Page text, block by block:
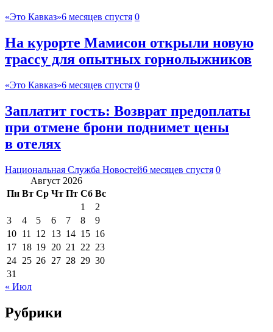
«Это Кавказ»6 месяцев спустя 0
На курорте Мамисон открыли новую
трассу для опытных горнолыжников
«Это Кавказ»6 месяцев спустя 0
Заплатит гость: Возврат предоплаты
при отмене брони поднимет цены
в отелях
Национальная Служба Новостей6 месяцев спустя 0
Август 2026
Пн Вт Ср Чт Пт Сб Вс
1
2
3
4 5 6 7 8
9
10 11 12 13 14 15 16
17 18 19 20 21 22 23
24 25 26 27 28 29 30
31
« Июл
Рубрики